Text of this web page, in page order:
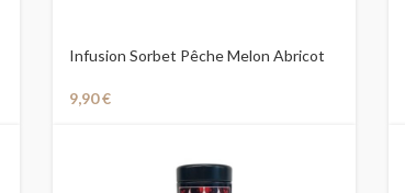
Infusion Sorbet Pêche Melon Abricot
9,90€